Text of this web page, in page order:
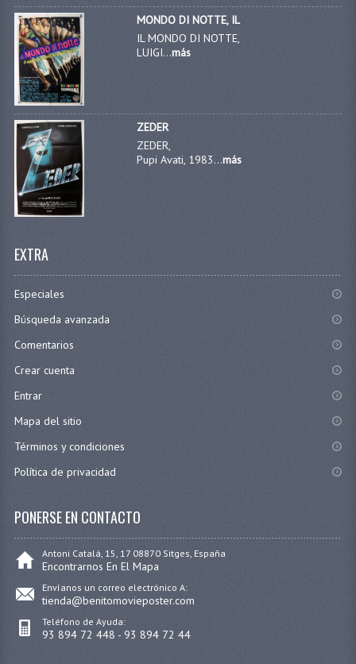
MONDO DI NOTTE, IL
IL MONDO DI NOTTE,
LUIGI...más
ZEDER
ZEDER,
Pupi Avati, 1983...más
EXTRA
Especiales
Búsqueda avanzada
Comentarios
Crear cuenta
Entrar
Mapa del sitio
Términos y condiciones
Política de privacidad
PONERSE EN CONTACTO
Antoni Catalá, 15, 17 08870 Sitges, España
Encontrarnos En El Mapa
Envíanos un correo electrónico A:
tienda@benitomovieposter.com
Teléfono de Ayuda:
93 894 72 448 - 93 894 72 44